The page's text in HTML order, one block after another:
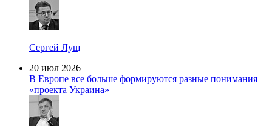
Сергей Лущ
20 июл 2026
В Европе все больше формируются разные понимания
«проекта Украина»